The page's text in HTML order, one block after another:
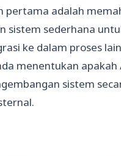
adalah
sistem sederhana
ke dalam proses
menentukan
sistem